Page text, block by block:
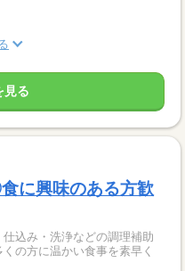
見る
に興味のある方歓
込み・洗浄などの調理補助
の方に温かい食事を素早く